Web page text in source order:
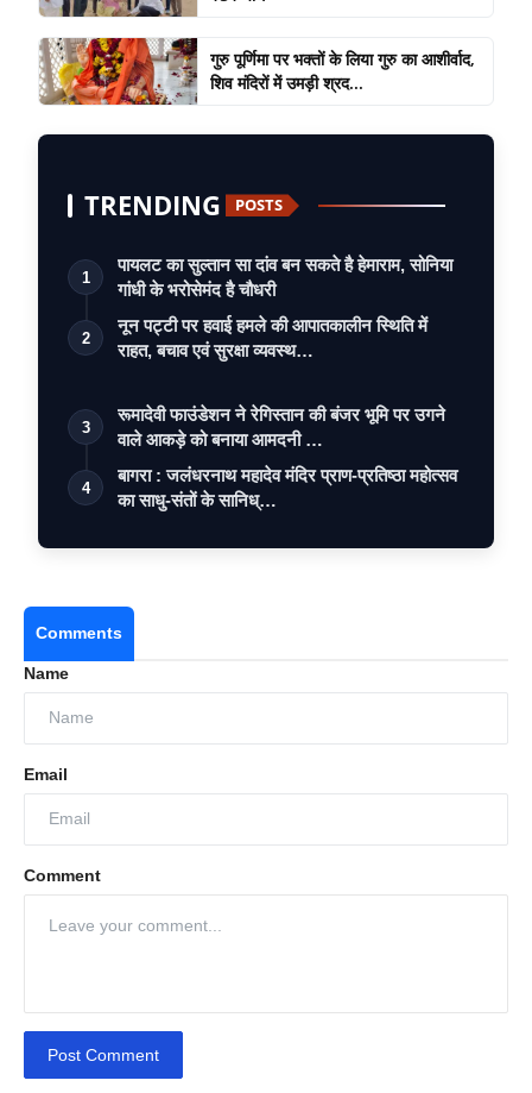
गुरु पूर्णिमा पर भक्तों के लिया गुरु का आशीर्वाद,
शिव मंदिरों में उमड़ी श्रद...
TRENDING POSTS
1
पायलट का सुल्तान सा दांव बन सकते है हेमाराम, सोनिया
गांधी के भरोसेमंद है चौधरी
2
नून पट्टी पर हवाई हमले की आपातकालीन स्थिति में
राहत, बचाव एवं सुरक्षा व्यवस्थ…
3
रूमादेवी फाउंडेशन ने रेगिस्तान की बंजर भूमि पर उगने
वाले आकड़े को बनाया आमदनी …
4
बागरा : जलंधरनाथ महादेव मंदिर प्राण-प्रतिष्ठा महोत्सव
का साधु-संतों के सानिध्…
Comments
Name
Email
Comment
Post Comment